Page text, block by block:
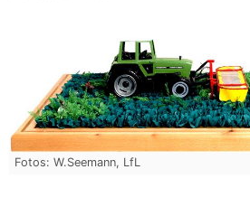
Fotos: W.Seemann, LfL